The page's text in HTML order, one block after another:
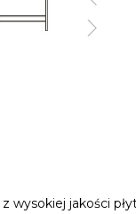
wysokiej jakości